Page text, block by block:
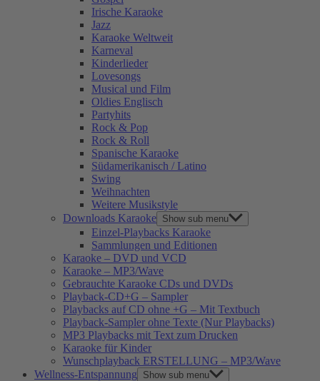
Irische Karaoke
Jazz
Karaoke Weltweit
Karneval
Kinderlieder
Lovesongs
Musical und Film
Oldies Englisch
Partyhits
Rock & Pop
Rock & Roll
Spanische Karaoke
Südamerikanisch / Latino
Swing
Weihnachten
Weitere Musikstyle
Downloads Karaoke Show sub menu
Einzel-Playbacks Karaoke
Sammlungen und Editionen
Karaoke – DVD und VCD
Karaoke – MP3/Wave
Gebrauchte Karaoke CDs und DVDs
Playback-CD+G – Sampler
Playbacks auf CD ohne +G – Mit Textbuch
Playback-Sampler ohne Texte (Nur Playbacks)
MP3 Playbacks mit Text zum Drucken
Karaoke für Kinder
Wunschplayback ERSTELLUNG – MP3/Wave
Wellness-Entspannung
Show sub menu